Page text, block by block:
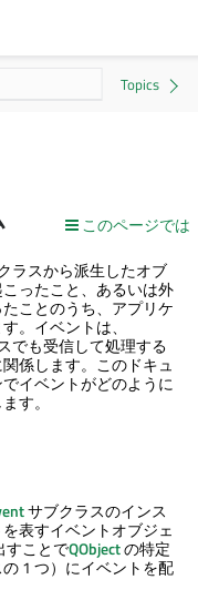
このページでは
ラスから派生したオブ
ったこと、あるいは外
ことのうち、アプリケ
。イベントは、
でも受信して処理する
係します。このドキュ
イベントがどのように
す。
サブクラスのインス
表すイベントオブジェ
すことでQObjectの特定
1 つ）にイベントを配